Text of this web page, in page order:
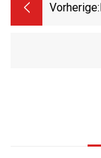
Vorherige: